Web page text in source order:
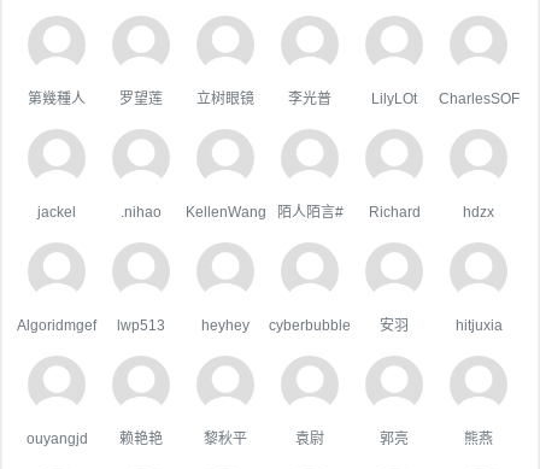
第幾種人 罗望莲 立树眼镜 李光普 LilyLOt CharlesSOF
jackel .nihao KellenWang 陌人陌言# Richard hdzx
Algoridmgef lwp513 heyhey cyberbubble 安羽 hitjuxia
ouyangjd 赖艳艳 黎秋平 袁尉 郭亮 熊燕